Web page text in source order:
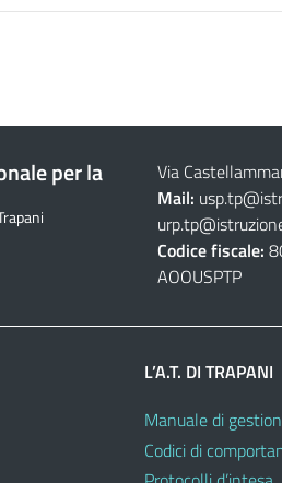
per la Via
Mail:
Codice fiscale:
AOOUSPTP
L’A.T. DI TRAPANI
Manuale di
Codici di